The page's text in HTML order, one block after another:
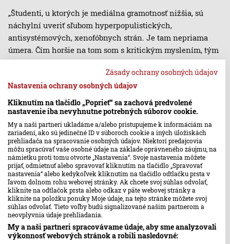
Zásady ochrany osobných údajov
Nastavenia ochrany osobných údajov
Kliknutím na tlačidlo „Poprieť“ sa zachová predvolené
nastavenie iba nevyhnutne potrebných súborov cookie.
My a naši partneri ukladáme a/alebo pristupujeme k informáciám na
zariadení, ako sú jedinečné ID v súboroch cookie a iných úložiskách
prehliadača na spracovanie osobných údajov. Niektorí predajcovia
môžu spracúvať vaše osobné údaje na základe oprávneného záujmu, na
námietku proti tomu otvorte „Nastavenia“. Svoje nastavenia môžete
prijať, odmietnuť alebo spravovať kliknutím na tlačidlo „Spravovať
nastavenia“ alebo kedykoľvek kliknutím na tlačidlo odtlačku prsta v
ľavom dolnom rohu webovej stránky. Ak chcete svoj súhlas odvolať,
kliknite na odtlačok prsta alebo odkaz v päte webovej stránky a
kliknite na položku ponuky Moje údaje, na tejto stránke môžete svoj
súhlas odvolať. Tieto voľby budú signalizované našim partnerom a
neovplyvnia údaje prehliadania.
My a naši partneri spracovávame údaje, aby sme analyzovali
výkonnosť webových stránok a robili nasledovné:
„Študenti, u ktorých je mediálna gramotnosť nižšia, sú
náchylní uveriť sľubom hyperpopulistických,
antisystémových, xenofóbnych strán. Je tam nepriama
úmera. Čím horšie na tom som s kritickým myslením, tým
skôr dám hlas týmto stranám,“ opísal.
Najnovšie prieskumy ukazujú, že mladí ľudia by si želali,
však rastie. Teraz je to asi 49 rokov.
Ďalšie články na tému:
Česko Politika Voľby Česko 2025
voľby vo svete
Čítajte tiež